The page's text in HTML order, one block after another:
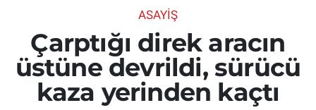
ASAYIŞ
Çarptığı direk aracın
üstüne devrildi, sürücü
kaza yerinden kaçtı